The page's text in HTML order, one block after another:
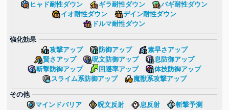
ヒャド耐性ダウン
ギラ耐性ダウン
バギ耐性ダウン
イオ耐性ダウン
デイン耐性ダウン
ドルマ耐性ダウン
強化効果
攻撃アップ
防御アップ
素早さアップ
賢さアップ
呪文防御アップ
息防御アップ
斬撃防御アップ
回避率アップ
体技防御アップ
スライム系防御アップ
魔獣系攻撃アップ
その他
マインドバリア
呪文反射 息反射
斬撃予測